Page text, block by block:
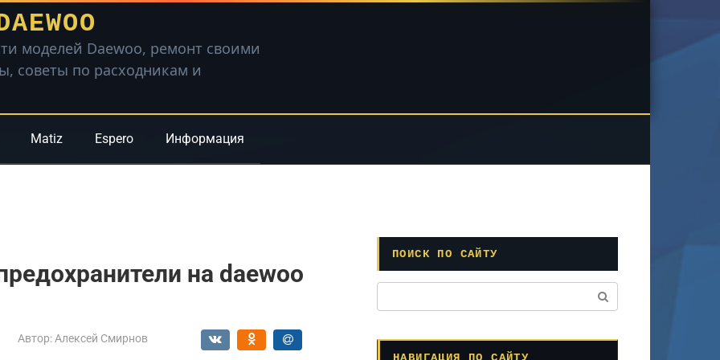
моделей Daewoo, ремонт своими
советы по расходникам и
Matiz Espero Информация
на daewoo
Автор: Алексей Смирнов
ПОИСК ПО САЙТУ